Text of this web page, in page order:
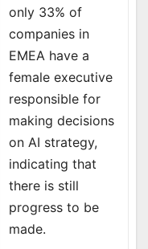
only 33% of
companies in
EMEA have a
female executive
responsible for
making decisions
on AI strategy,
indicating that
there is still
progress to be
made.